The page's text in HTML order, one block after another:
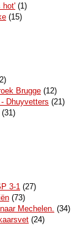
hot' (1)
(15)
Brugge (12)
Dhuyvetters (21)
(31)
3-1 (27)
(73)
Mechelen. (34)
(24)